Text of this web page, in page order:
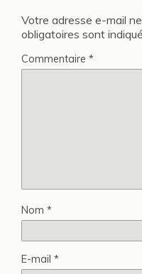
Votre adresse e-mail
obligatoires sont
Commentaire *
Nom *
E-mail *